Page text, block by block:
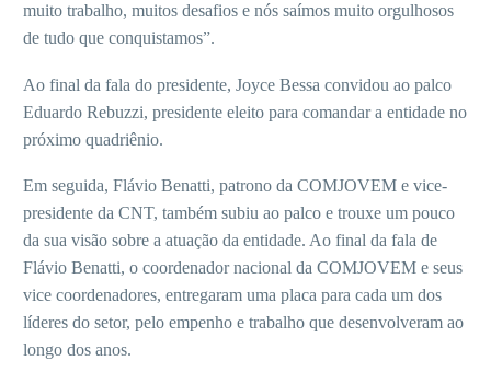
muito trabalho, muitos desafios e nós saímos muito orgulhosos
de tudo que conquistamos”.
Ao final da fala do presidente, Joyce Bessa convidou ao palco
Eduardo Rebuzzi, presidente eleito para comandar a entidade no
próximo quadriênio.
Em seguida, Flávio Benatti, patrono da COMJOVEM e vice-
presidente da CNT, também subiu ao palco e trouxe um pouco
da sua visão sobre a atuação da entidade. Ao final da fala de
Flávio Benatti, o coordenador nacional da COMJOVEM e seus
vice coordenadores, entregaram uma placa para cada um dos
líderes do setor, pelo empenho e trabalho que desenvolveram ao
longo dos anos.